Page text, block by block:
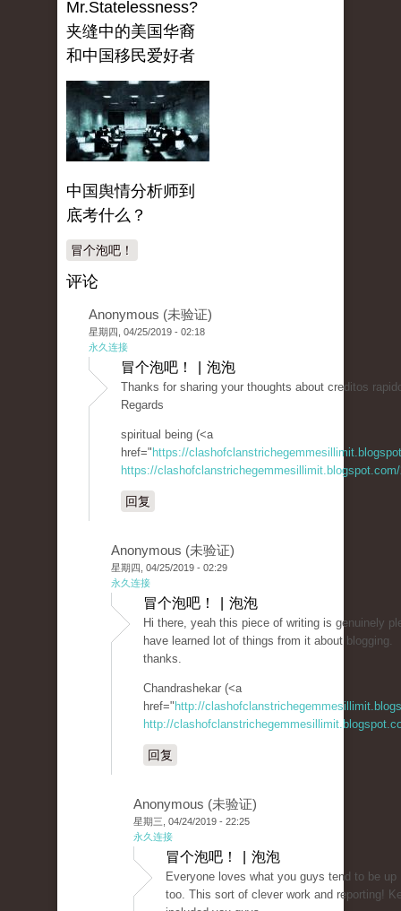
Mr.Statelessness?
夹缝中的美国华裔
和中国移民爱好者
中国舆情分析师到
底考什么？
冒个泡吧！
评论
Anonymous (未验证)
星期四, 04/25/2019 - 02:18
永久连接
冒个泡吧！ | 泡泡
Thanks for sharing your thoughts about creditos
Regards
spiritual being (<a
href=" https://
https://
回复
Anonymous (未验证)
星期四, 04/25/2019 - 02:29
永久连接
冒个泡吧！ | 泡泡
Hi there, yeah this piece of writing is genuinely
have learned lot of things from it about blogging.
thanks.
Chandrashekar (<a
href=" http://
http://
回复
Anonymous (未验证)
星期三, 04/24/2019 - 22:25
永久连接
冒个泡吧！ | 泡泡
Everyone loves what you guys tend to be up
too. This sort of clever work and reporting!